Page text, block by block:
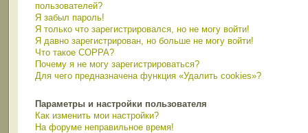
пользователей?
Я забыл пароль!
Я только что зарегистрировался, но не могу войти!
Я давно зарегистрирован, но больше не могу войти!
Что такое COPPA?
Почему я не могу зарегистрироваться?
Для чего предназначена функция «Удалить cookies»?
Параметры и настройки пользователя
Как изменить мои настройки?
На форуме неправильное время!